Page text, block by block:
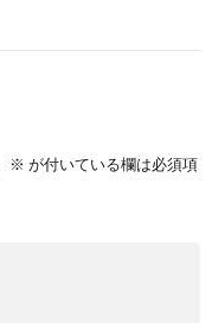
※ が付いている欄は必須項